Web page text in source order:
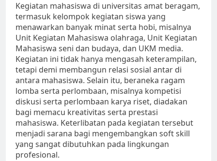
Kegiatan mahasiswa di universitas amat beragam,
termasuk kelompok kegiatan siswa yang
menawarkan banyak minat serta hobi, misalnya
Unit Kegiatan Mahasiswa olahraga, Unit Kegiatan
Mahasiswa seni dan budaya, dan UKM media.
Kegiatan ini tidak hanya mengasah keterampilan,
tetapi demi membangun relasi sosial antar di
antara mahasiswa. Selain itu, beraneka ragam
lomba serta perlombaan, misalnya kompetisi
diskusi serta perlombaan karya riset, diadakan
bagi memacu kreativitas serta prestasi
mahasiswa. Keterlibatan pada kegiatan tersebut
menjadi sarana bagi mengembangkan soft skill
yang sangat dibutuhkan pada lingkungan
profesional.